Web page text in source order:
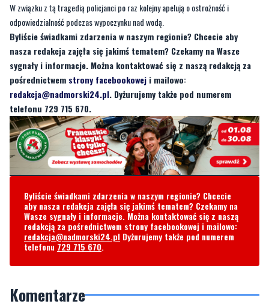
W związku z tą tragedią policjanci po raz kolejny apelują o ostrożność i
odpowiedzialność podczas wypoczynku nad wodą.
Byliście świadkami zdarzenia w naszym regionie? Chcecie aby
nasza redakcja zajęła się jakimś tematem? Czekamy na Wasze
sygnały i informacje. Można kontaktować się z naszą redakcją za
pośrednictwem strony facebookowej i mailowo:
redakcja@nadmorski24.pl. Dyżurujemy także pod numerem
telefonu 729 715 670.
Byliście świadkami zdarzenia w naszym regionie? Chcecie
aby nasza redakcja zajęła się jakimś tematem? Czekamy na
Wasze sygnały i informacje. Można kontaktować się z naszą
redakcją za pośrednictwem strony facebookowej i mailowo:
redakcja@nadmorski24.pl Dyżurujemy także pod numerem
telefonu 729 715 670.
Komentarze